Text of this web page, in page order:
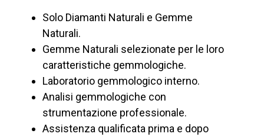
Solo Diamanti Naturali e Gemme
Naturali.
Gemme Naturali selezionate per le loro
caratteristiche gemmologiche.
Laboratorio gemmologico interno.
Analisi gemmologiche con
strumentazione professionale.
Assistenza qualificata prima e dopo